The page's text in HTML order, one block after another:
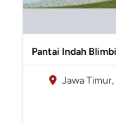
Pantai Indah
Jawa Timur,